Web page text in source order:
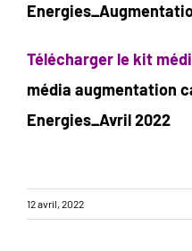
Télécharger le kit
média augmentation
Energies_Avril 2022
12 avril, 2022